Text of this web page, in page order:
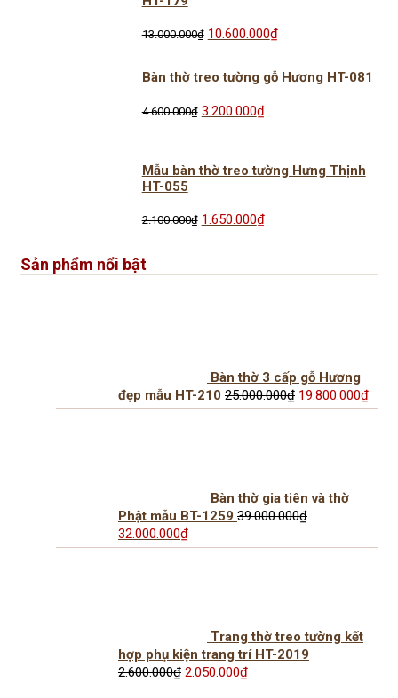
13.000.000₫ Giá
13.000.000₫.
10.600.000₫Giá
là:
Bàn thờ treo tường gỗ Hương HT-081
4.600.000₫ Giá
3.200.000₫Giá
3.200.000₫.
Mẫu bàn thờ treo tường Hưng Thịnh
HT-055
2.100.000₫ Giá
1.650.000₫Giá
Sản phẩm nổi bật
Bàn thờ 3 cấp gỗ Hương
đẹp mẫu HT-210 25.000.000₫ Giá
gốc
19.800.000₫Giá
hiện
Bàn thờ gia tiên và thờ
Phật mẫu BT-1259 39.000.000₫
Giá
gốc
32.000.000₫Giá
hiện
Trang thờ treo tường kết
hợp phụ kiện trang trí HT-2019
2.600.000₫ Giá
gốc
2.050.000₫Giá
hiện